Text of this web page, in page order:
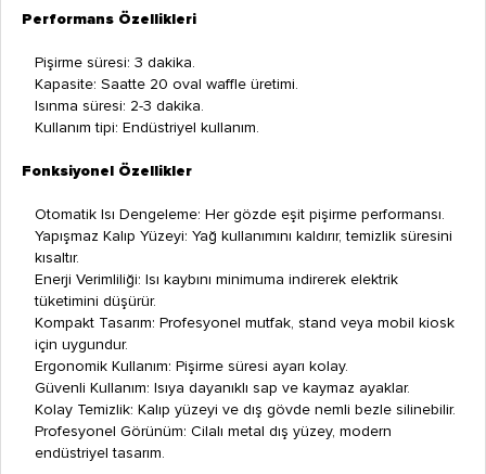
Performans Özellikleri
Pişirme süresi: 3 dakika.
Kapasite: Saatte 20 oval waffle üretimi.
Isınma süresi: 2-3 dakika.
Kullanım tipi: Endüstriyel kullanım.
Fonksiyonel Özellikler
Otomatik Isı Dengeleme: Her gözde eşit pişirme performansı.
Yapışmaz Kalıp Yüzeyi: Yağ kullanımını kaldırır, temizlik süresini
kısaltır.
Enerji Verimliliği: Isı kaybını minimuma indirerek elektrik
tüketimini düşürür.
Kompakt Tasarım: Profesyonel mutfak, stand veya mobil kiosk
için uygundur.
Ergonomik Kullanım: Pişirme süresi ayarı kolay.
Güvenli Kullanım: Isıya dayanıklı sap ve kaymaz ayaklar.
Kolay Temizlik: Kalıp yüzeyi ve dış gövde nemli bezle silinebilir.
Profesyonel Görünüm: Cilalı metal dış yüzey, modern
endüstriyel tasarım.